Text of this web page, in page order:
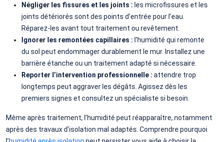
Négliger les fissures et les joints : les microfissures et les
joints détériorés sont des points d’entrée pour l’eau.
Réparez-les avant tout traitement ou revêtement.
Ignorer les remontées capillaires : l’humidité qui remonte
du sol peut endommager durablement le mur. Installez une
barrière étanche ou un traitement adapté si nécessaire.
Reporter l’intervention professionnelle : attendre trop
longtemps peut aggraver les dégâts. Agissez dès les
premiers signes et consultez un spécialiste si besoin.
Même après traitement, l’humidité peut réapparaître, notamment
après des travaux d’isolation mal adaptés. Comprendre pourquoi